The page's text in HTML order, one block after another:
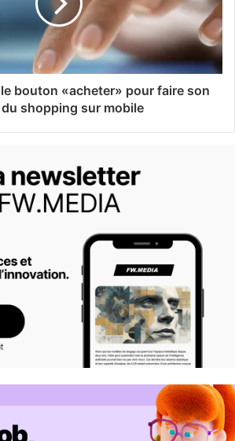
bouton «acheter» pour faire son
du shopping sur mobile